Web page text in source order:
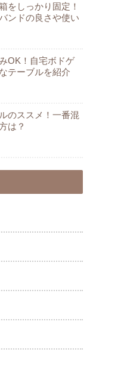
をしっかり固定！
ンドの良さや使い
OK！自宅ボドゲ
テーブルを紹介
のススメ！一番混
は？